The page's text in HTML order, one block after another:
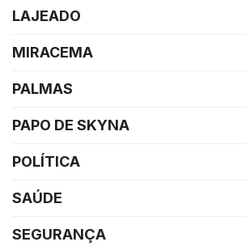
LAJEADO
MIRACEMA
PALMAS
PAPO DE SKYNA
POLÍTICA
SAÚDE
SEGURANÇA